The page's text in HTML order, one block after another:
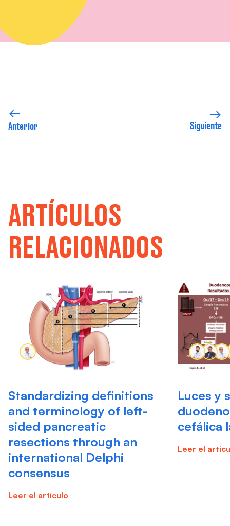
Anterior Siguiente
ARTÍCULOS
RELACIONADOS
Standardizing definitions
and terminology of left-
sided pancreatic
resections through an
international Delphi
consensus
Leer el artículo
Luces y
cefálica
Leer el